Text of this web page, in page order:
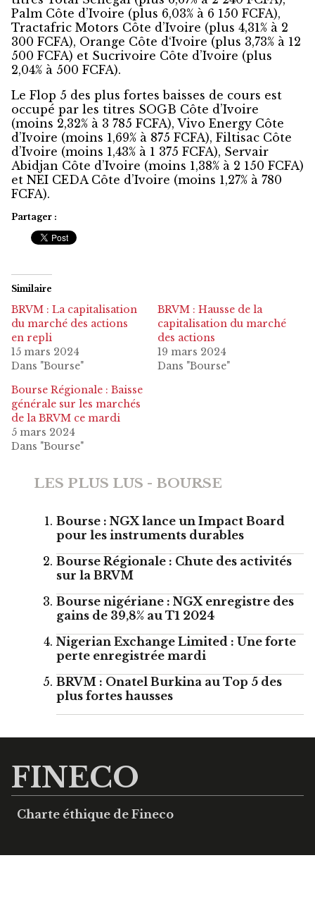
Palm Côte d’Ivoire (plus 6,03% à 6 150 FCFA),
Tractafric Motors Côte d’Ivoire (plus 4,31% à 2
300 FCFA), Orange Côte d‘Ivoire (plus 3,73% à 12
500 FCFA) et Sucrivoire Côte d’Ivoire (plus
2,04% à 500 FCFA).
Le Flop 5 des plus fortes baisses de cours est
occupé par les titres SOGB Côte d’Ivoire
(moins 2,32% à 3 785 FCFA), Vivo Energy Côte
d’Ivoire (moins 1,69% à 875 FCFA), Filtisac Côte
d’Ivoire (moins 1,43% à 1 375 FCFA), Servair
Abidjan Côte d’Ivoire (moins 1,38% à 2 150 FCFA)
et NEI CEDA Côte d’Ivoire (moins 1,27% à 780
FCFA).
Partager :
Similaire
BRVM : La capitalisation
du marché des actions
en repli
15 mars 2024
Dans "Bourse"
BRVM : Hausse de la
capitalisation du marché
des actions
19 mars 2024
Dans "Bourse"
Bourse Régionale : Baisse
générale sur les marchés
de la BRVM ce mardi
5 mars 2024
Dans "Bourse"
LES PLUS LUS - BOURSE
Bourse : NGX lance un Impact Board
pour les instruments durables
Bourse Régionale : Chute des activités
sur la BRVM
Bourse nigériane : NGX enregistre des
gains de 39,8% au T1 2024
Nigerian Exchange Limited : Une forte
perte enregistrée mardi
BRVM : Onatel Burkina au Top 5 des
plus fortes hausses
FINECO
Charte éthique de Fineco